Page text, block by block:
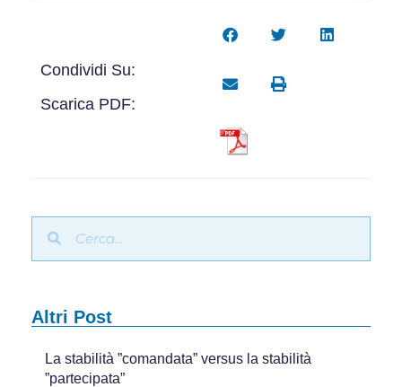
Condividi Su:
Scarica PDF:
Altri Post
La stabilità ”comandata” versus la stabilità
”partecipata”